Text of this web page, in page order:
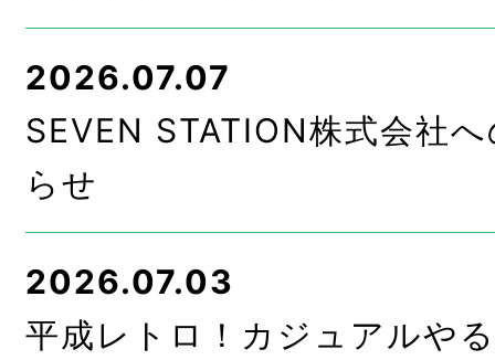
2026.07.07
SEVEN STATION株式会社
らせ
2026.07.03
平成レトロ！カジュアルや